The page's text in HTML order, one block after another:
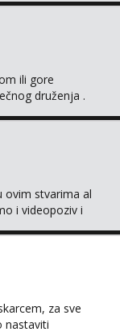
ili gore
druženja .
ovim stvarima al
i videopoziv i
za sve
nastaviti